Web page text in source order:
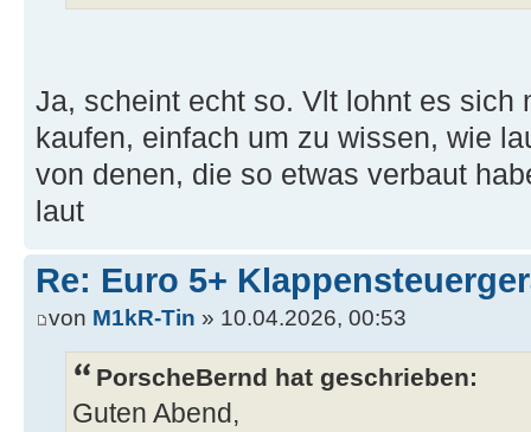
Ja, scheint echt so. Vlt lohnt es sich
kaufen, einfach um zu wissen, wie
von denen, die so etwas verbaut
laut
Re: Euro 5+
von M1kR-Tin » 10.04.2026, 00:53
PorscheBernd hat geschrieben:
Guten Abend,